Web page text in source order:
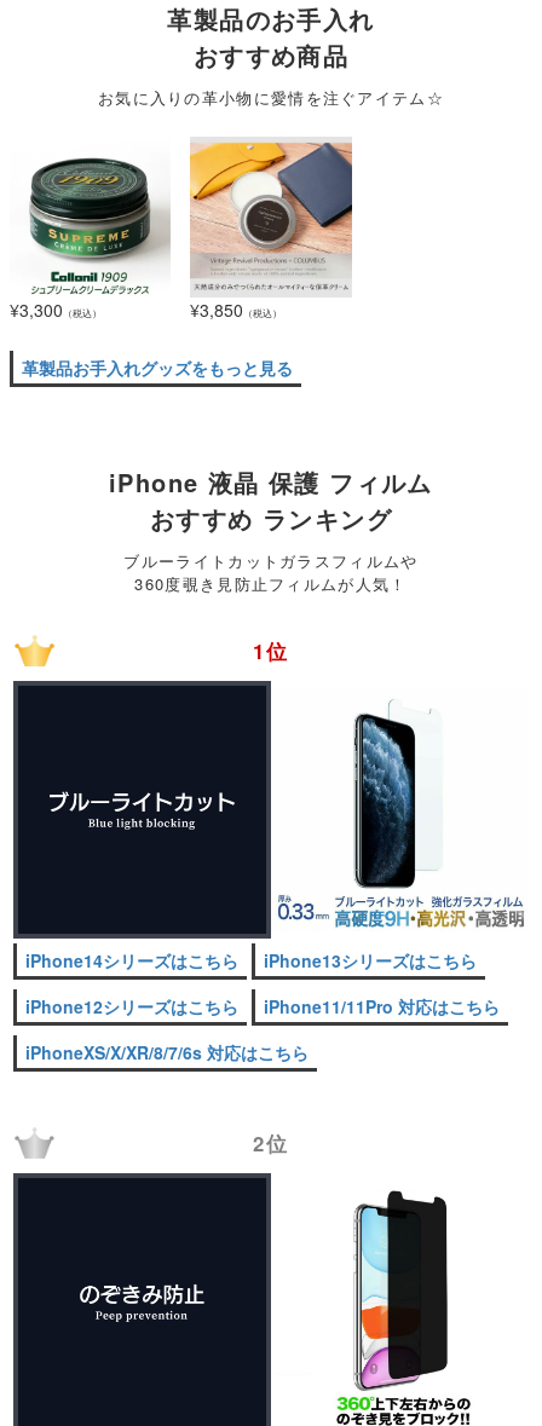
革製品のお手入れ
おすすめ商品
お気に入りの革小物に愛情を注ぐアイテム☆
¥3,300 （税込） ¥3,850 （税込）
革製品お手入れグッズをもっと見る
iPhone 液晶 保護 フィルム
おすすめ ランキング
ブルーライトカットガラスフィルムや
360度覗き見防止フィルムが人気！
1位
iPhone14シリーズはこちら
iPhone13シリーズはこちら
iPhone12シリーズはこちら
iPhone11/11Pro 対応はこちら
iPhoneXS/X/XR/8/7/6s 対応はこちら
2位